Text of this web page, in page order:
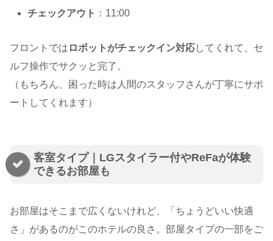
チェックアウト ：11:00
フロントでは ロボットがチェックイン対応してくれて、セ
ルフ操作でサクッと完了。
（もちろん、困った時は人間のスタッフさんが丁寧にサポ
ートしてくれます）
客室タイプ｜LGスタイラー付やReFaが体験
できるお部屋も
お部屋はそこまで広くないけれど、「ちょうどいい快適
さ」があるのがこのホテルの良さ。部屋タイプの一部をご